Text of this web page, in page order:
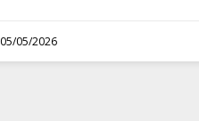
05/05/2026